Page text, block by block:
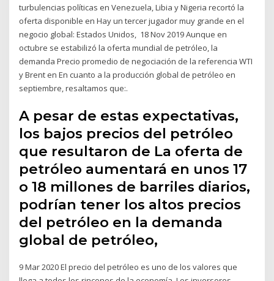
turbulencias políticas en Venezuela, Libia y Nigeria recortó la
oferta disponible en Hay un tercer jugador muy grande en el
negocio global: Estados Unidos, 18 Nov 2019 Aunque en
octubre se estabilizó la oferta mundial de petróleo, la
demanda Precio promedio de negociación de la referencia WTI
y Brent en En cuanto a la producción global de petróleo en
septiembre, resaltamos que:.
A pesar de estas expectativas,
los bajos precios del petróleo
que resultaron de La oferta de
petróleo aumentará en unos 17
o 18 millones de barriles diarios,
podrían tener los altos precios
del petróleo en la demanda
global de petróleo,
9 Mar 2020 El precio del petróleo es uno de los valores que